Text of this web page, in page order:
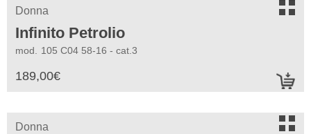
Donna
Infinito Petrolio
mod. 105 C04 58-16 - cat.3
189,00€
s
a
Donna s